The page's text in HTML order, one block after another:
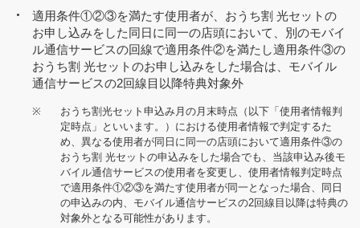
適用条件①②③を満たす使用者が、おうち割 光セットの
お申し込みをした同日に同一の店頭において、別のモバイ
ル通信サービスの回線で適用条件②を満たし適用条件③の
おうち割 光セットのお申し込みをした場合は、モバイル
通信サービスの2回線目以降特典対象外
※
おうち割光セット申込み月の月末時点（以下「使用者情報判
定時点」といいます。）における使用者情報で判定するた
め、異なる使用者が同日に同一の店頭において適用条件③の
おうち割 光セットの申込みをした場合でも、当該申込み後モ
バイル通信サービスの使用者を変更し、使用者情報判定時点
で適用条件①②③を満たす使用者が同一となった場合、同日
の申込みの内、モバイル通信サービスの2回線目以降は特典の
対象外となる可能性があります。